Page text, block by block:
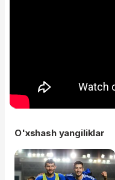
O'xshash yangiliklar